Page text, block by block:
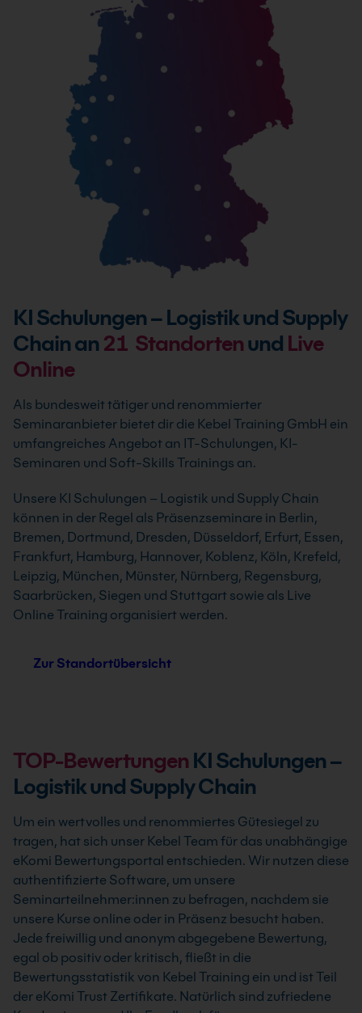
KI Schulungen – Logistik und Supply
Chain an 21 Standortenund Live
Online
Als bundesweit tätiger und renommierter
Seminaranbieter bietet dir die Kebel Training GmbH ein
umfangreiches Angebot an IT-Schulungen, KI-
Seminaren und Soft-Skills Trainings an.
Unsere KI Schulungen – Logistik und Supply Chain
können in der Regel als Präsenzseminare in Berlin,
Bremen, Dortmund, Dresden, Düsseldorf, Erfurt, Essen,
Frankfurt, Hamburg, Hannover, Koblenz, Köln, Krefeld,
Leipzig, München, Münster, Nürnberg, Regensburg,
Saarbrücken, Siegen und Stuttgart sowie als Live
Online Training organisiert werden.
Zur Standortübersicht
TOP-Bewertungen KI Schulungen –
Logistik und Supply Chain
Um ein wertvolles und renommiertes Gütesiegel zu
tragen, hat sich unser Kebel Team für das unabhängige
eKomi Bewertungsportal entschieden. Wir nutzen diese
authentifizierte Software, um unsere
Seminarteilnehmer:innen zu befragen, nachdem sie
unsere Kurse online oder in Präsenz besucht haben.
Jede freiwillig und anonym abgegebene Bewertung,
egal ob positiv oder kritisch, fließt in die
Bewertungsstatistik von Kebel Training ein und ist Teil
der eKomi Trust Zertifikate. Natürlich sind zufriedene